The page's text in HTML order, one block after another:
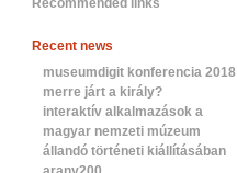
Recommended links
Recent news
museumdigit konferencia 2018
merre járt a király?
interaktív alkalmazások a
magyar nemzeti múzeum
állandó történeti kiállításában